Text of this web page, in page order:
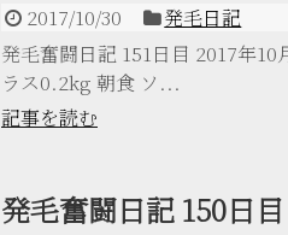
2017/10/30
発毛日記
発毛奮闘日記 151日目 2017年
ラス0.2kg 朝食 ソ...
記事を読む
発毛奮闘日記 150日目